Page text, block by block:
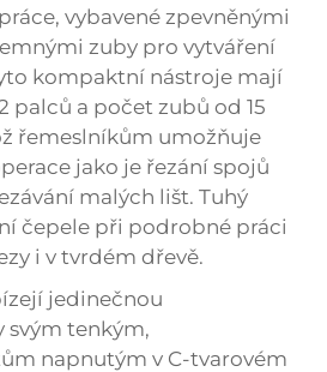
vybavené zpevněnými
zuby pro vytváření
kompaktní nástroje mají
palců a počet zubů od 15
řemeslníkům umožňuje
jako je řezání spojů
malých lišt. Tuhý
čepele při podrobné práci
i v tvrdém dřevě.
jedinečnou
svým tenkým,
napnutým v C-tvarovém